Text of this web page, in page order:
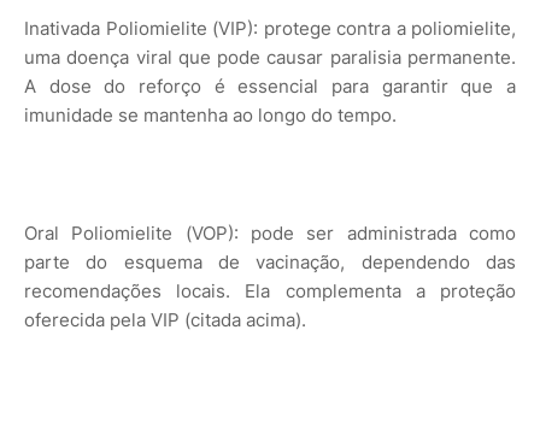
Inativada Poliomielite (VIP): protege contra a poliomielite,
uma doença viral que pode causar paralisia permanente.
A dose do reforço é essencial para garantir que a
imunidade se mantenha ao longo do tempo.
Oral Poliomielite (VOP): pode ser administrada como
parte do esquema de vacinação, dependendo das
recomendações locais. Ela complementa a proteção
oferecida pela VIP (citada acima).